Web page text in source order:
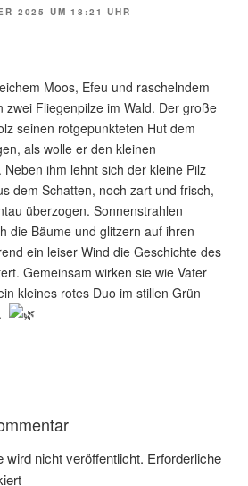
2025 UM 18:21 UHR
Moos, Efeu und raschelndem
zwei Fliegenpilze im Wald. Der große
seinen rotgepunkteten Hut dem
als wolle er den kleinen
Neben ihm lehnt sich der kleine Pilz
dem Schatten, noch zart und frisch,
überzogen. Sonnenstrahlen
die Bäume und glitzern auf ihren
ein leiser Wind die Geschichte des
Gemeinsam wirken sie wie Vater
kleines rotes Duo im stillen Grün
wird nicht veröffentlicht. Erforderliche